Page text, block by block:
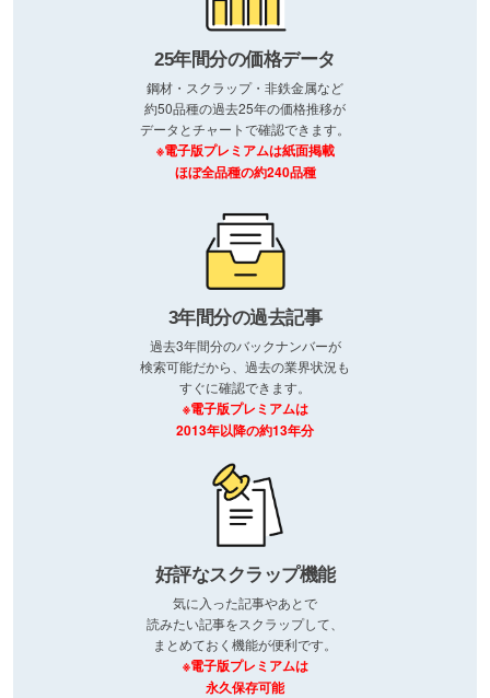
25年間分の価格データ
鋼材・スクラップ・非鉄金属など
約50品種の過去25年の価格推移が
データとチャートで確認できます。
※電子版プレミアムは紙面掲載
ほぼ全品種の約240品種
3年間分の過去記事
過去3年間分のバックナンバーが
検索可能だから、過去の業界状況も
すぐに確認できます。
※電子版プレミアムは
2013年以降の約13年分
好評なスクラップ機能
気に入った記事やあとで
読みたい記事をスクラップして、
まとめておく機能が便利です。
※電子版プレミアムは
永久保存可能